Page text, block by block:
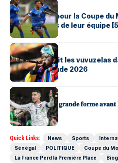
SPORTS
Les qualifiés pour la Coupe du
Verdiens fiers de leur équipe
SPORTS
La FIFA interdit les vuvuzelas
Coupe du Monde 2026
SPORTS
𝐋𝐞𝐬 𝐏𝐨𝐫𝐭𝐮𝐠𝐚𝐢𝐬 𝐞𝐧 𝐠𝐫𝐚𝐧𝐝𝐞 𝐟𝐨𝐫𝐦𝐞 𝐚𝐯𝐚𝐧𝐭
Quick Links: News Sports
Sénégal
POLITIQUE Coupe du
La France Perd la Première Place